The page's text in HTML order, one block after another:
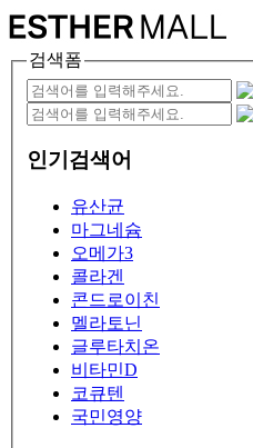
검색폼
인기검색어
유산균
마그네슘
오메가3
콜라겐
콘드로이친
멜라토닌
글루타치온
비타민D
코큐텐
국민영양